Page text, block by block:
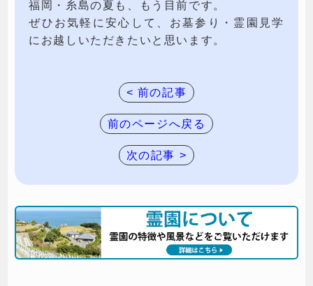
福岡・糸島の夏も、もう目前です。
ぜひお気軽に安心して、お墓参り・霊園見学
にお越しいただきたいと思います。
< 前の記事
前のページへ戻る
次の記事 >